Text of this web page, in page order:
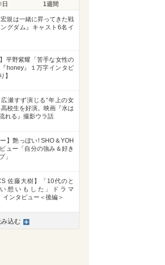
日 1週間
規は一緒に昇ってきた戦
グダム』キャスト6名イ
】平野紫耀「苦手な女性の
honey』１万字インタビ
】
広瀬すず演じる“年上の女
校生を好演。映画『水は
れる』撮影ウラ話
ー】艶っぽい! SHO＆YOH
ュー「自分の強み＆好き
」
佐藤大樹】「10代のと
想いもした」ドラマ
インタビュー＜後編＞
込む